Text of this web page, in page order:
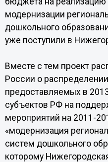
модернизации
дошкольного
уже поступили в
Вместе с тем проект
России о
предоставляемых в
субъектов РФ на
мероприятий на 2011-
«модернизация
систем дошкольного
которому